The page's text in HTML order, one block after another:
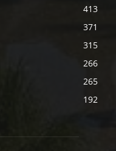
413
371
315
266
265
192